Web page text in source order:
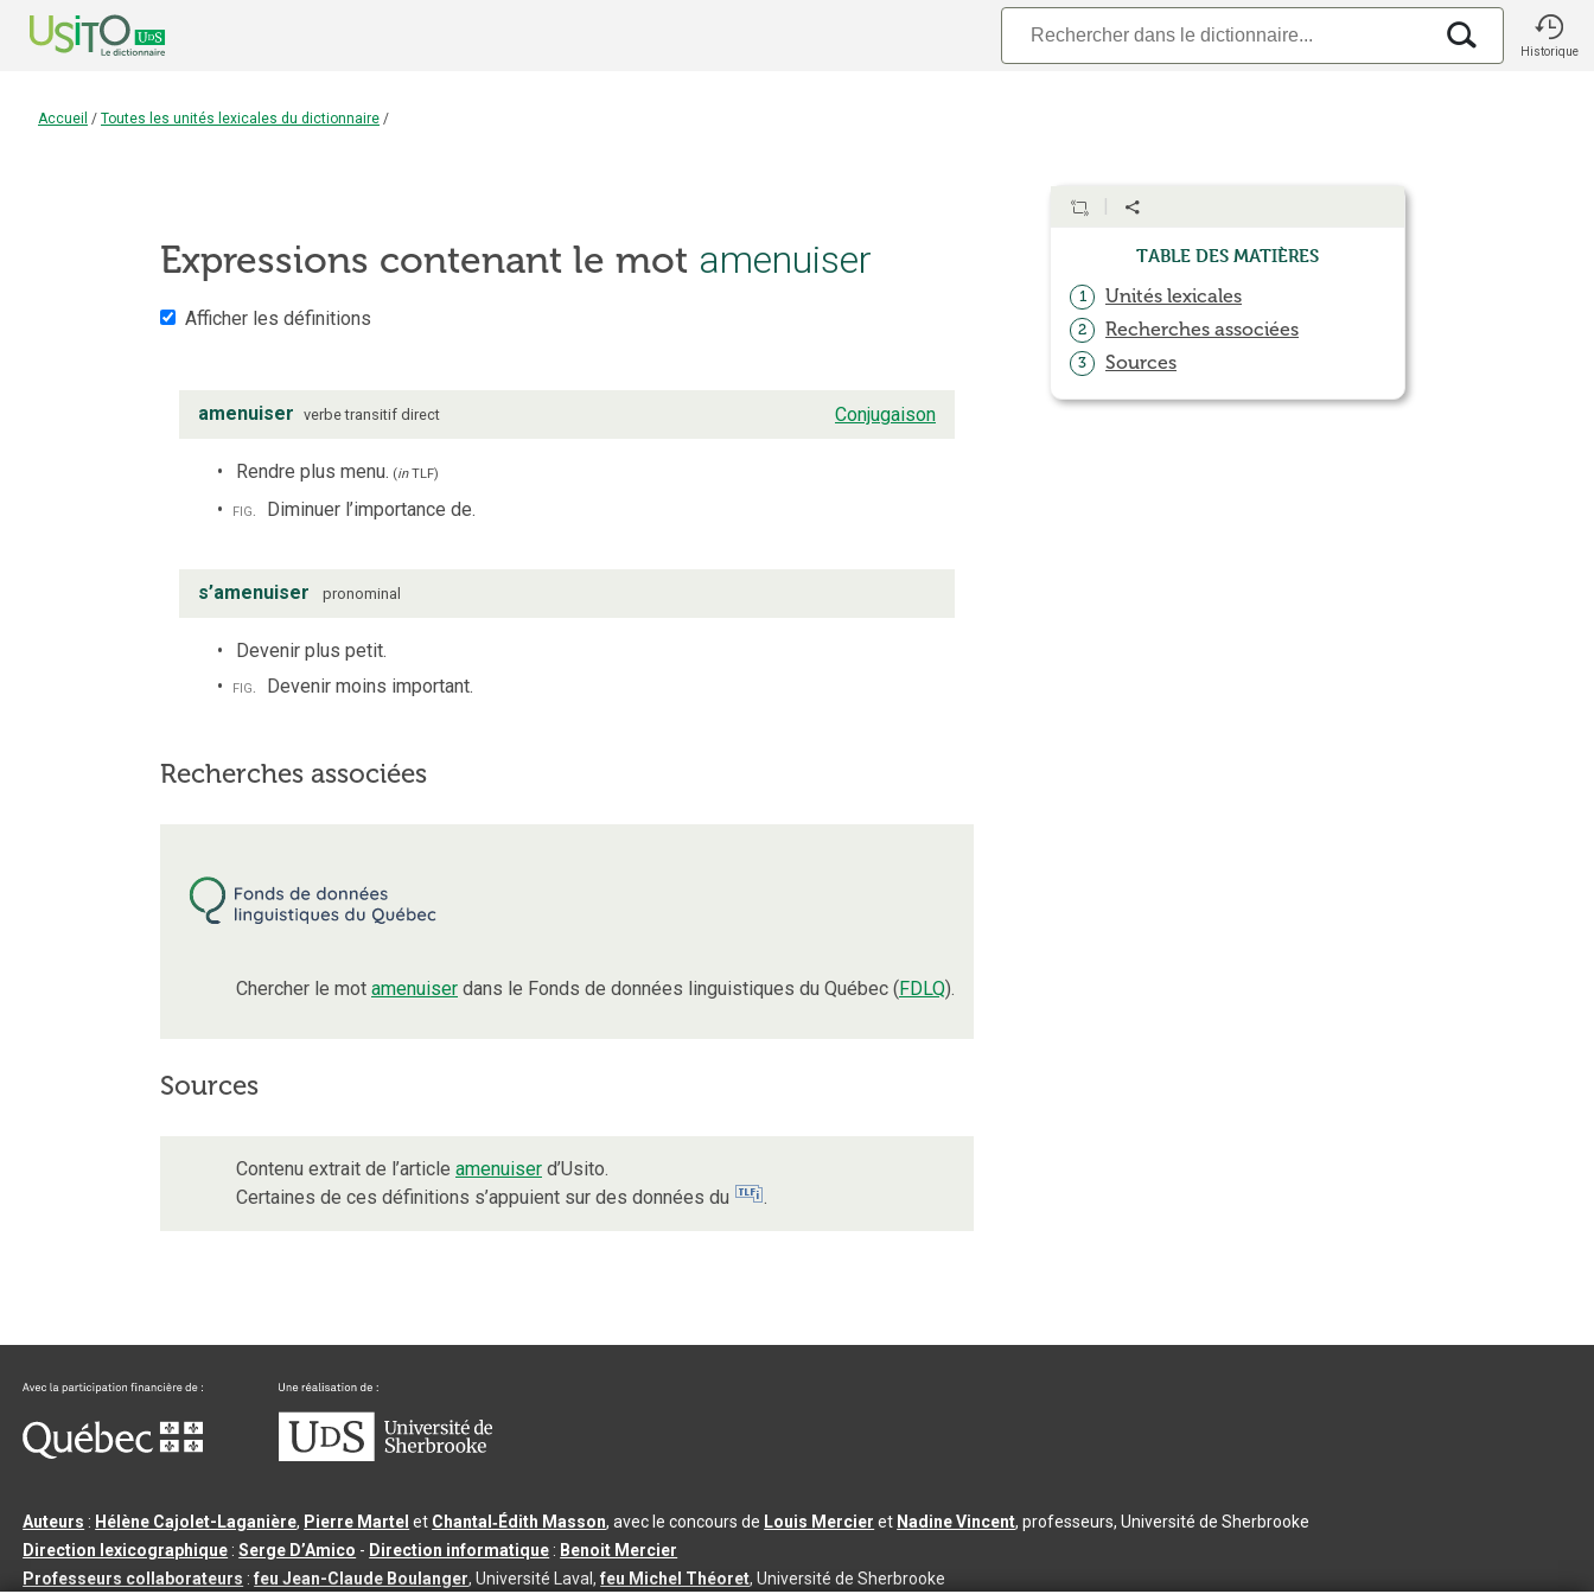
Historique
Accueil / Toutes les unités lexicales du dictionnaire /
Expressions contenant le mot amenuiser
Afficher les définitions
amenuiser verbe transitif direct Conjugaison
Rendre plus menu. (inTLF)
fig. Diminuer l’importance de.
s’amenuiser pronominal
Devenir plus petit.
fig. Devenir moins important.
Recherches associées
Chercher le mot amenuiser dans le Fonds de données linguistiques du Québec (FDLQ).
Sources
Contenu extrait de l’article amenuiser d’Usito.
Certaines de ces définitions s’appuient sur des données du
.
Table des matières
1 Unités lexicales
2 Recherches associées
3 Sources
Auteurs : Hélène Cajolet-Laganière, Pierre Martel et Chantal‑Édith Masson, avec le concours de Louis Mercier et Nadine Vincent, professeurs, Université de Sherbrooke
Direction lexicographique :Serge D’Amico - Direction informatique : Benoit Mercier
Professeurs collaborateurs :feu Jean-Claude Boulanger, Université Laval,feu Michel Théoret, Université de Sherbrooke